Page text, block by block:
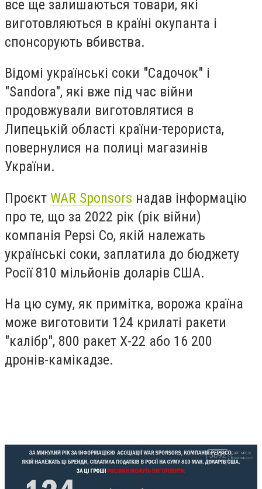
все ще залишаються товари, які
виготовляються в країні окупанта і
спонсорують вбивства.
Відомі українські соки "Садочок" і
"Sandora", які вже під час війни
продовжували виготовлятися в
Липецькій області країни-терориста,
повернулися на полиці магазинів
України.
Проєкт WAR Sponsors надав інформацію
про те, що за 2022 рік (рік війни)
компанія Pepsi Co, якій належать
українські соки, заплатила до бюджету
Росії 810 мільйонів доларів США.
На цю суму, як примітка, ворожа країна
може виготовити 124 крилаті ракети
"калібр", 800 ракет Х-22 або 16 200
дронів-камікадзе.